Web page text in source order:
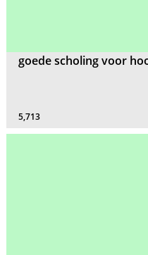
goede scholing voor
5,713